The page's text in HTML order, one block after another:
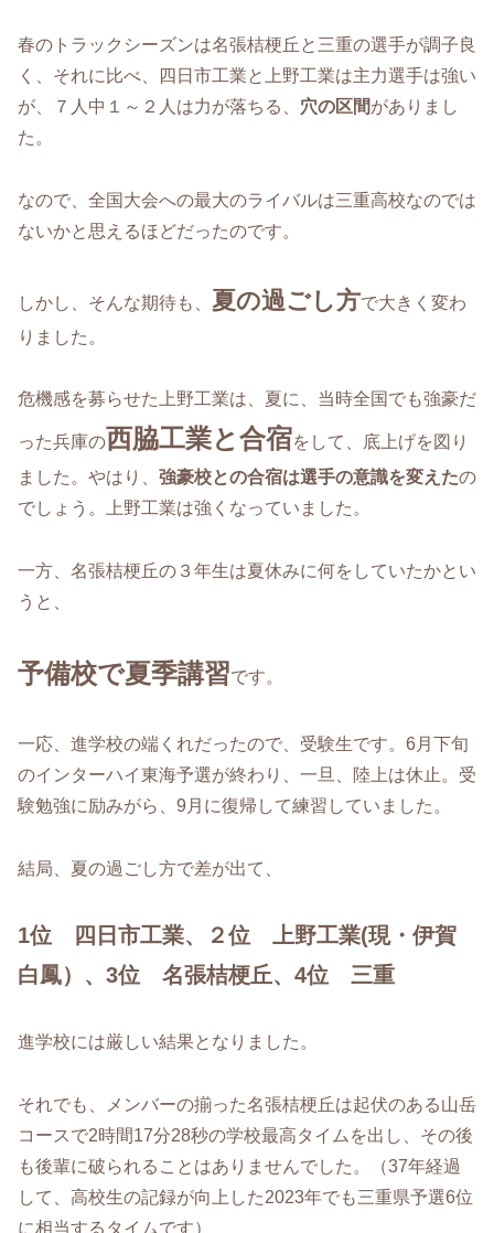
春のトラックシーズンは名張桔梗丘と三重の選手が調子良
く、それに比べ、四日市工業と上野工業は主力選手は強い
が、７人中１～２人は力が落ちる、 穴の区間がありまし
た。
なので、全国大会への最大のライバルは三重高校なのでは
ないかと思えるほどだったのです。
しかし、そんな期待も、 夏の過ごし方で大きく変わ
りました。
危機感を募らせた上野工業は、夏に、当時全国でも強豪だ
った兵庫の西脇工業と合宿をして、底上げを図り
ました。やはり、 強豪校との合宿は選手の意識を変えたの
でしょう。上野工業は強くなっていました。
一方、名張桔梗丘の３年生は夏休みに何をしていたかとい
うと、
予備校で夏季講習です。
一応、進学校の端くれだったので、受験生です。6月下旬
のインターハイ東海予選が終わり、一旦、陸上は休止。受
験勉強に励みがら、9月に復帰して練習していました。
結局、夏の過ごし方で差が出て、
1位 四日市工業、２位 上野工業(現・伊賀
白鳳）、3位 名張桔梗丘、4位 三重
進学校には厳しい結果となりました。
それでも、メンバーの揃った名張桔梗丘は起伏のある山岳
コースで2時間17分28秒の学校最高タイムを出し、その後
も後輩に破られることはありませんでした。（37年経過
して、高校生の記録が向上した2023年でも三重県予選6位
に相当するタイムです）